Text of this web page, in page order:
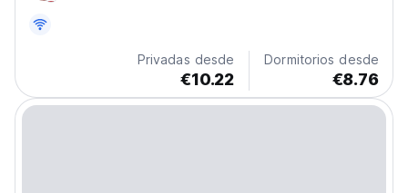
Privadas desde
€10.22
Dormitorios desde
€8.76